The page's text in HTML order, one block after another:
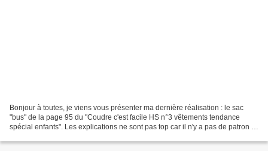
Bonjour à toutes, je viens vous présenter ma dernière réalisation : le sac
"bus" de la page 95 du "Coudre c'est facile HS n°3 vêtements tendance
spécial enfants". Les explications ne sont pas top car il n'y a pas de patron ni